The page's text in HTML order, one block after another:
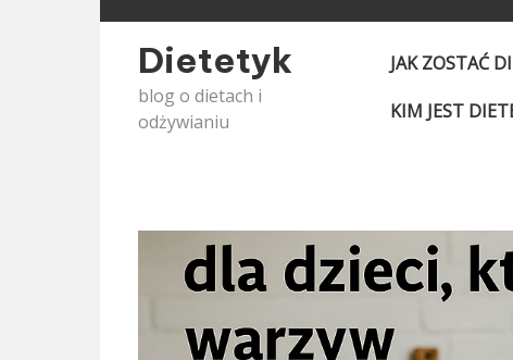
contentDietetyk
blog o dietach i
odżywianiu
JAK ZOSTAĆ
KIM JEST